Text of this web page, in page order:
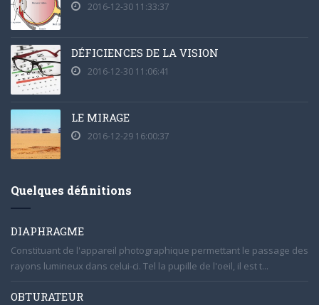
2016-12-30 11:33:37
DÉFICIENCES DE LA VISION
2016-12-30 11:06:41
LE MIRAGE
2016-12-29 16:00:37
Quelques définitions
DIAPHRAGME
Constituant de l'appareil photographique permettant le passage des
rayons lumineux dans celui-ci. Tel la pupille de l'oeil, il est t...
OBTURATEUR